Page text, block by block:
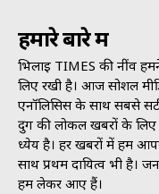
हमारे बारे में
भिलाई TIMES की नींव
लिए रखी है। आज सोशल
एनॉलिसिस के साथ सबसे
दुर्ग की लोकल खबरों के
ध्येय है। हर खबरों में हम
साथ प्रथम दायित्व भी है।
हम लेकर आए हैं।